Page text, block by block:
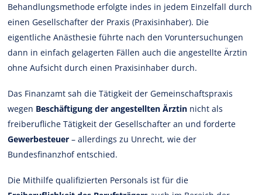
Behandlungsmethode erfolgte indes in jedem Einzelfall durch
einen Gesellschafter der Praxis (Praxisinhaber). Die
eigentliche Anästhesie führte nach den Voruntersuchungen
dann in einfach gelagerten Fällen auch die angestellte Ärztin
ohne Aufsicht durch einen Praxisinhaber durch.
Das Finanzamt sah die Tätigkeit der Gemeinschaftspraxis
wegen Beschäftigung der angestellten Ärztin nicht als
freiberufliche Tätigkeit der Gesellschafter an und forderte
Gewerbesteuer – allerdings zu Unrecht, wie der
Bundesfinanzhof entschied.
Die Mithilfe qualifizierten Personals ist für die